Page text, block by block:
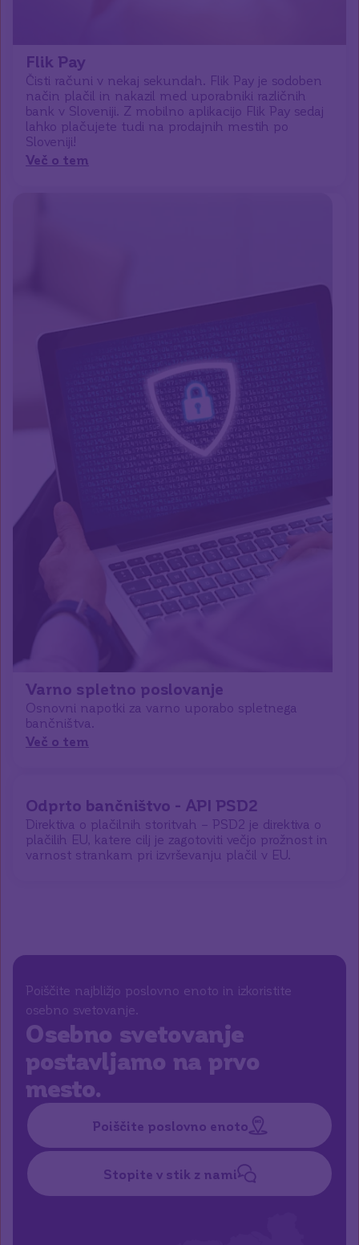
Flik Pay
Čisti računi v nekaj sekundah. Flik Pay je sodoben
način plačil in nakazil med uporabniki različnih
bank v Sloveniji. Z mobilno aplikacijo Flik Pay sedaj
lahko plačujete tudi na prodajnih mestih po
Sloveniji!
Več o tem
Varno spletno poslovanje
Osnovni napotki za varno uporabo spletnega
bančništva.
Več o tem
Odprto bančništvo - API PSD2
Direktiva o plačilnih storitvah – PSD2 je direktiva o
plačilih EU, katere cilj je zagotoviti večjo prožnost in
varnost strankam pri izvrševanju plačil v EU.
Poiščite najbližjo poslovno enoto in izkoristite
osebno svetovanje.
Osebno svetovanje
postavljamo na prvo
mesto.
Poiščite poslovno enoto
Stopite v stik z nami